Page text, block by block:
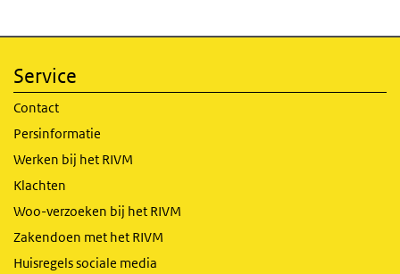
Service
Contact
Persinformatie
Werken bij het RIVM
Klachten
Woo-verzoeken bij het RIVM
Zakendoen met het RIVM
Huisregels sociale media